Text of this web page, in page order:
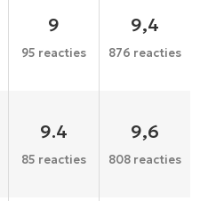
9
95 reacties
9,4
876 reacties
9.4
85 reacties
9,6
808 reacties